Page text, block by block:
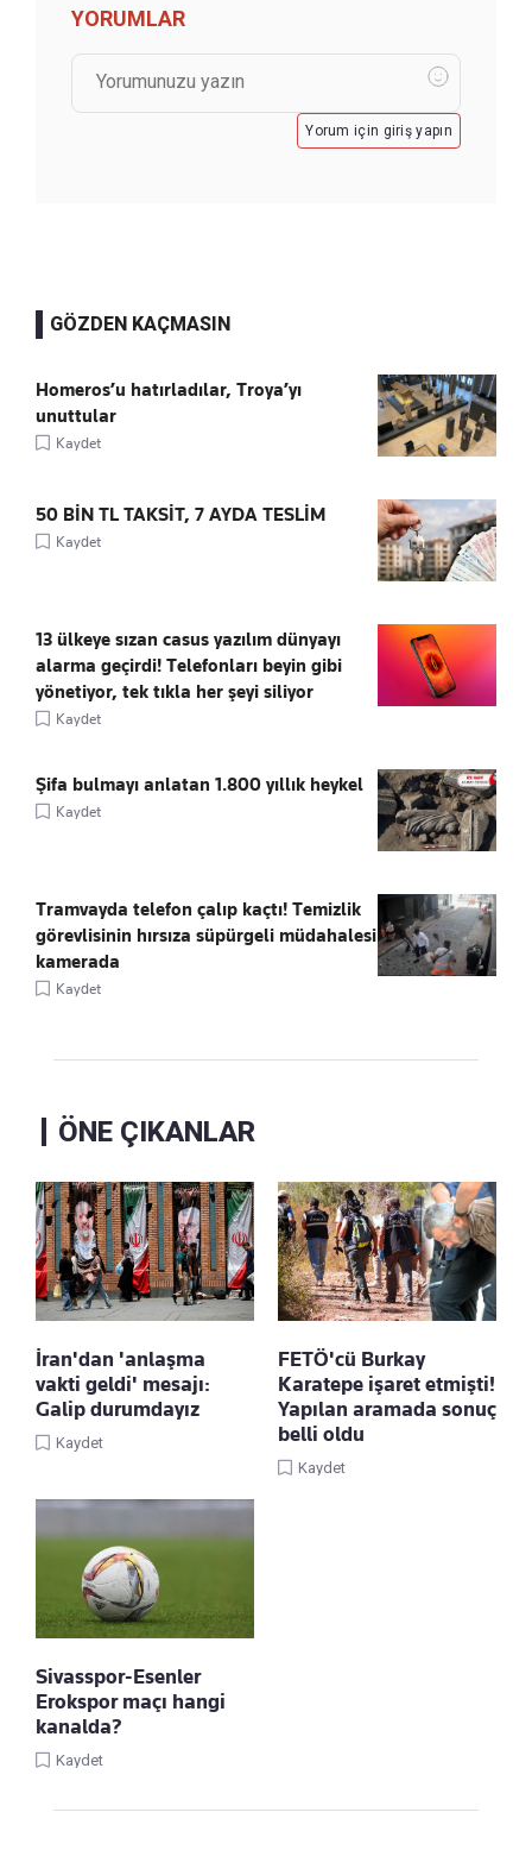
YORUMLAR
Yorum için giriş yapın
GÖZDEN KAÇMASIN
Homeros’u hatırladılar, Troya’yı
unuttular
Kaydet
50 BİN TL TAKSİT, 7 AYDA TESLİM
Kaydet
13 ülkeye sızan casus yazılım dünyayı
alarma geçirdi! Telefonları beyin gibi
yönetiyor, tek tıkla her şeyi siliyor
Kaydet
Şifa bulmayı anlatan 1.800 yıllık heykel
Kaydet
Tramvayda telefon çalıp kaçtı! Temizlik
görevlisinin hırsıza süpürgeli müdahalesi
kamerada
Kaydet
ÖNE ÇIKANLAR
İran'dan 'anlaşma
vakti geldi' mesajı:
Galip durumdayız
Kaydet
FETÖ'cü Burkay
Karatepe işaret etmişti!
Yapılan aramada sonuç
belli oldu
Kaydet
Sivasspor-Esenler
Erokspor maçı hangi
kanalda?
Kaydet